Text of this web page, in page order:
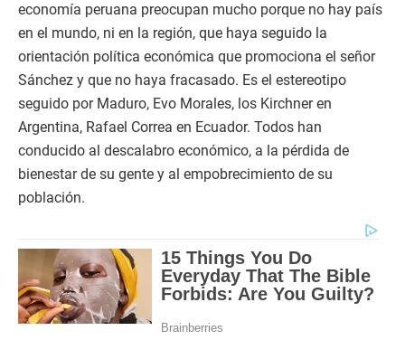
economía peruana preocupan mucho porque no hay país
en el mundo, ni en la región, que haya seguido la
orientación política económica que promociona el señor
Sánchez y que no haya fracasado. Es el estereotipo
seguido por Maduro, Evo Morales, los Kirchner en
Argentina, Rafael Correa en Ecuador. Todos han
conducido al descalabro económico, a la pérdida de
bienestar de su gente y al empobrecimiento de su
población.